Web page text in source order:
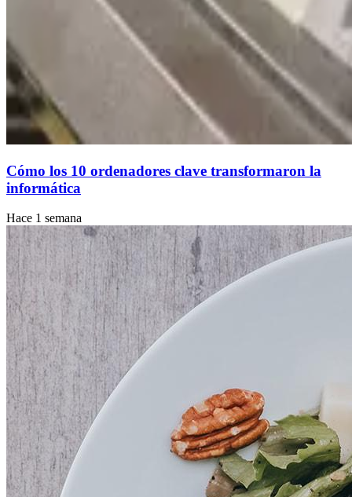
Cómo los 10 ordenadores clave transformaron la
informática
Hace 1 semana